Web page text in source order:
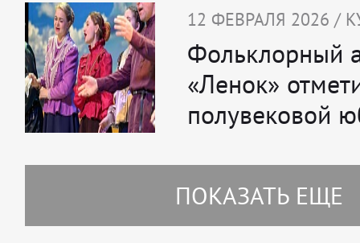
12 ФЕВРАЛЯ 2026 /
Фольклорный
«Ленок»
полувековой
ПОКАЗАТЬ ЕЩЕ